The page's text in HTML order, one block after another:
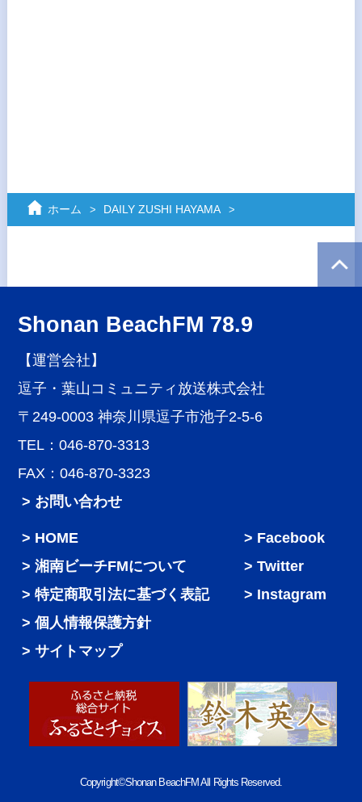
ホーム DAILY ZUSHI HAYAMA
Shonan BeachFM 78.9
【運営会社】
逗子・葉山コミュニティ放送株式会社
〒249-0003 神奈川県逗子市池子2-5-6
TEL：046-870-3313
FAX：046-870-3323
> お問い合わせ
HOME
湘南ビーチFMについて
特定商取引法に基づく表記
個人情報保護方針
サイトマップ
Facebook
Twitter
Instagram
Copyright©Shonan BeachFM All Rights Reserved.